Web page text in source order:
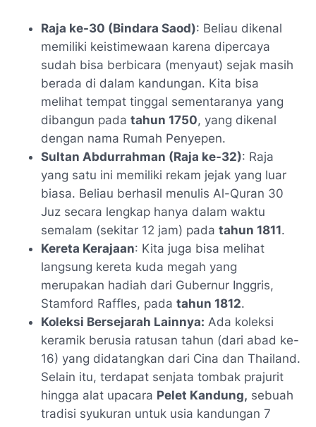
Raja ke-30 (Bindara Saod): Beliau dikenal
memiliki keistimewaan karena dipercaya
sudah bisa berbicara (menyaut) sejak masih
berada di dalam kandungan. Kita bisa
melihat tempat tinggal sementaranya yang
dibangun pada tahun 1750, yang dikenal
dengan nama Rumah Penyepen.
Sultan Abdurrahman (Raja ke-32): Raja
yang satu ini memiliki rekam jejak yang luar
biasa. Beliau berhasil menulis Al-Quran 30
Juz secara lengkap hanya dalam waktu
semalam (sekitar 12 jam) pada tahun 1811.
Kereta Kerajaan: Kita juga bisa melihat
langsung kereta kuda megah yang
merupakan hadiah dari Gubernur Inggris,
Stamford Raffles, pada tahun 1812.
Koleksi Bersejarah Lainnya: Ada koleksi
keramik berusia ratusan tahun (dari abad ke-
16) yang didatangkan dari Cina dan Thailand.
Selain itu, terdapat senjata tombak prajurit
hingga alat upacara Pelet Kandung, sebuah
tradisi syukuran untuk usia kandungan 7